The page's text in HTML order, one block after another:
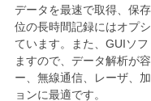
データを最速で取得、保
位の長時間記録にはオプ
ています。また、GUIソフ
ますので、データ解析が
ー、無線通信、レーザ、
ョンに最適です。